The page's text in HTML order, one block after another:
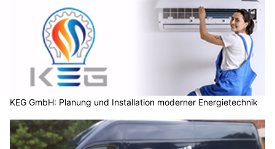
KEG GmbH: Planung und Installation moderner Energietechnik